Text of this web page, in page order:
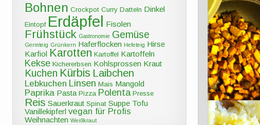
Bohnen Crockpot Curry Datteln Dinkel
Eintopf Erdäpfel Fisolen
Frühstück Gastronomie Gemüse
Germteig Grünkern Haferflocken Hefeteig Hirse
Karfiol Karotten Kartoffel Kartoffeln
Kekse Kichererbsen Kohlsprossen Kraut
Kuchen Kürbis Laibchen
Lebkuchen Linsen Mais Mangold
Paprika Pasta Pizza Polenta Presse
Reis Sauerkraut Spinat Suppe Tofu
Vanillekipferl vegan für Profis
Weihnachten Weißkraut